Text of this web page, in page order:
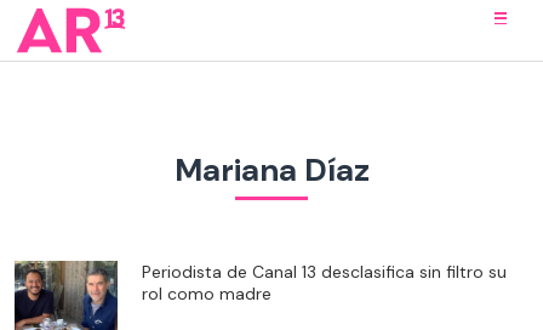
Mariana Díaz
Periodista de Canal 13 desclasifica sin filtro su
rol como madre